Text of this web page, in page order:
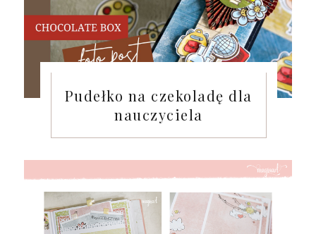
Pudełko na czekoladę dla
nauczyciela